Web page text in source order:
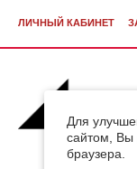
Для
сайтом, Вы
браузера.
ЛИЧНЫЙ КАБИНЕТ